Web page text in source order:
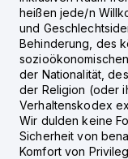
heißen jede/n
und
Behinderung, des
der Nationalität,
der Religion (oder
Verhaltenskodex
Wir dulden keine
Sicherheit von
Komfort von